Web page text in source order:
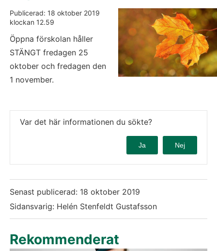
Publicerad: 18 oktober 2019
klockan 12.59
Öppna förskolan håller
STÄNGT fredagen 25
oktober och fredagen den
1 november.
Var det här informationen du sökte?
Ja Nej
Senast publicerad: 18 oktober 2019
Sidansvarig: Helén Stenfeldt Gustafsson
Rekommenderat